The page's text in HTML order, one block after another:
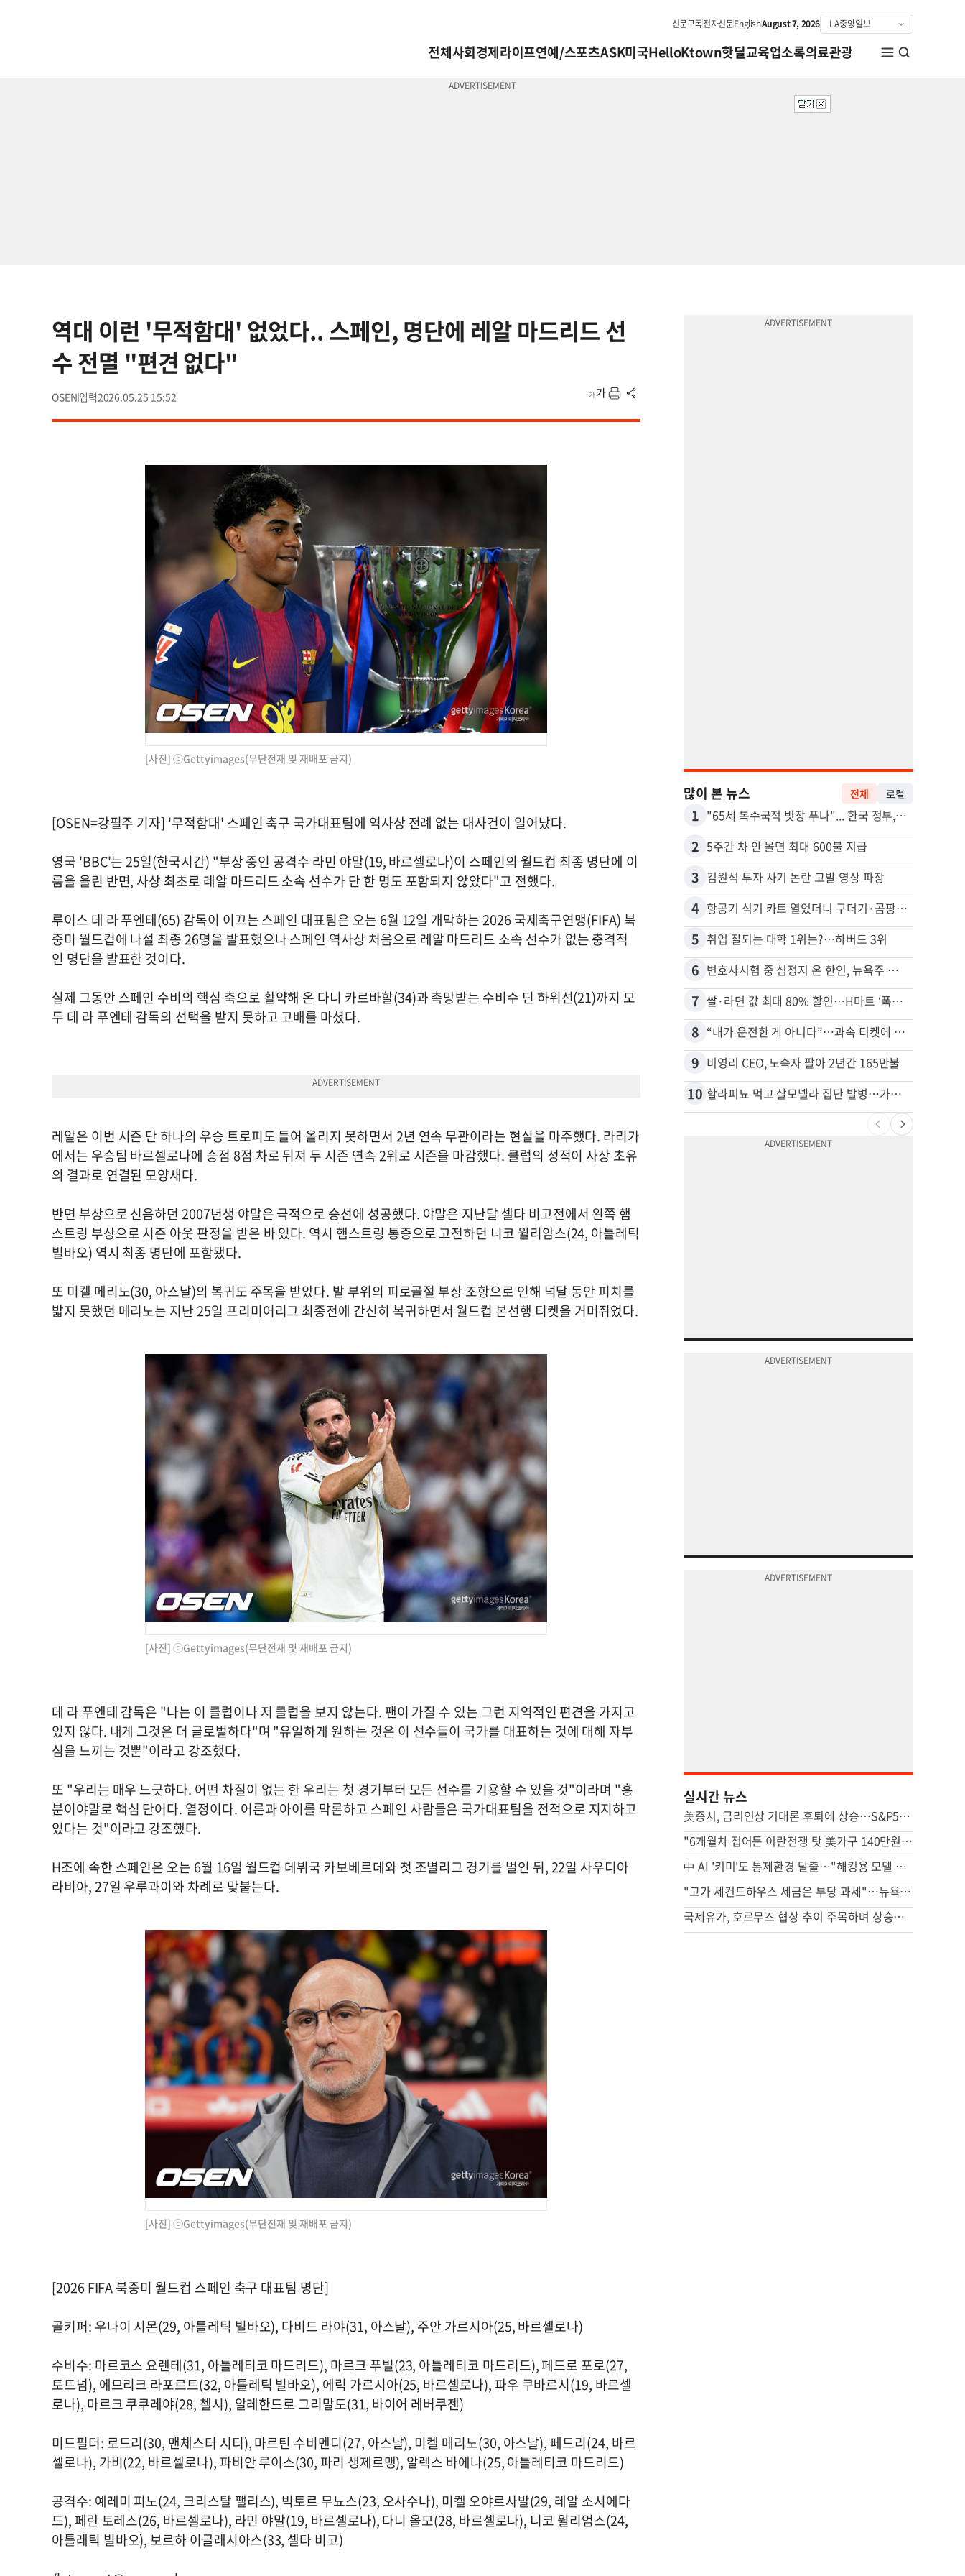
신문구독전자신문EnglishAugust 7, 2026
전체사회경제라이프연예/스포츠ASK미국HelloKtown핫딜교육업소록의료관광
역대 이런 '무적함대' 없었다.. 스페인, 명단에 레알 마드리드 선
수 전멸 "편견 없다"
OSEN 2026.05.25 15:52
[사진] ⓒGettyimages(무단전재 및 재배포 금지)
[OSEN=강필주 기자] '무적함대' 스페인 축구 국가대표팀에 역사상 전례 없는 대사건이 일어났다.
영국 'BBC'는 25일(한국시간) "부상 중인 공격수 라민 야말(19, 바르셀로나)이 스페인의 월드컵 최종 명단에 이
름을 올린 반면, 사상 최초로 레알 마드리드 소속 선수가 단 한 명도 포함되지 않았다"고 전했다.
루이스 데 라 푸엔테(65) 감독이 이끄는 스페인 대표팀은 오는 6월 12일 개막하는 2026 국제축구연맹(FIFA) 북
중미 월드컵에 나설 최종 26명을 발표했으나 스페인 역사상 처음으로 레알 마드리드 소속 선수가 없는 충격적
인 명단을 발표한 것이다.
실제 그동안 스페인 수비의 핵심 축으로 활약해 온 다니 카르바할(34)과 촉망받는 수비수 딘 하위선(21)까지 모
두 데 라 푸엔테 감독의 선택을 받지 못하고 고배를 마셨다.
레알은 이번 시즌 단 하나의 우승 트로피도 들어 올리지 못하면서 2년 연속 무관이라는 현실을 마주했다. 라리가
에서는 우승팀 바르셀로나에 승점 8점 차로 뒤져 두 시즌 연속 2위로 시즌을 마감했다. 클럽의 성적이 사상 초유
의 결과로 연결된 모양새다.
반면 부상으로 신음하던 2007년생 야말은 극적으로 승선에 성공했다. 야말은 지난달 셀타 비고전에서 왼쪽 햄
스트링 부상으로 시즌 아웃 판정을 받은 바 있다. 역시 햄스트링 통증으로 고전하던 니코 윌리암스(24, 아틀레틱
빌바오) 역시 최종 명단에 포함됐다.
또 미켈 메리노(30, 아스날)의 복귀도 주목을 받았다. 발 부위의 피로골절 부상 조항으로 인해 넉달 동안 피치를
밟지 못했던 메리노는 지난 25일 프리미어리그 최종전에 간신히 복귀하면서 월드컵 본선행 티켓을 거머쥐었다.
[사진] ⓒGettyimages(무단전재 및 재배포 금지)
데 라 푸엔테 감독은 "나는 이 클럽이나 저 클럽을 보지 않는다. 팬이 가질 수 있는 그런 지역적인 편견을 가지고
있지 않다. 내게 그것은 더 글로벌하다"며 "유일하게 원하는 것은 이 선수들이 국가를 대표하는 것에 대해 자부
심을 느끼는 것뿐"이라고 강조했다.
또 "우리는 매우 느긋하다. 어떤 차질이 없는 한 우리는 첫 경기부터 모든 선수를 기용할 수 있을 것"이라며 "흥
분이야말로 핵심 단어다. 열정이다. 어른과 아이를 막론하고 스페인 사람들은 국가대표팀을 전적으로 지지하고
있다는 것"이라고 강조했다.
H조에 속한 스페인은 오는 6월 16일 월드컵 데뷔국 카보베르데와 첫 조별리그 경기를 벌인 뒤, 22일 사우디아
라비아, 27일 우루과이와 차례로 맞붙는다.
[사진] ⓒGettyimages(무단전재 및 재배포 금지)
[2026 FIFA 북중미 월드컵 스페인 축구 대표팀 명단]
골키퍼: 우나이 시몬(29, 아틀레틱 빌바오), 다비드 라야(31, 아스날), 주안 가르시아(25, 바르셀로나)
수비수: 마르코스 요렌테(31, 아틀레티코 마드리드), 마르크 푸빌(23, 아틀레티코 마드리드), 페드로 포로(27,
토트넘), 에므리크 라포르트(32, 아틀레틱 빌바오), 에릭 가르시아(25, 바르셀로나), 파우 쿠바르시(19, 바르셀
로나), 마르크 쿠쿠레야(28, 첼시), 알레한드로 그리말도(31, 바이어 레버쿠젠)
미드필더: 로드리(30, 맨체스터 시티), 마르틴 수비멘디(27, 아스날), 미켈 메리노(30, 아스날), 페드리(24, 바르
셀로나), 가비(22, 바르셀로나), 파비안 루이스(30, 파리 생제르맹), 알렉스 바에나(25, 아틀레티코 마드리드)
공격수: 예레미 피노(24, 크리스탈 팰리스), 빅토르 무뇨스(23, 오사수나), 미켈 오야르사발(29, 레알 소시에다
드), 페란 토레스(26, 바르셀로나), 라민 야말(19, 바르셀로나), 다니 올모(28, 바르셀로나), 니코 윌리엄스(24,
아틀레틱 빌바오), 보르하 이글레시아스(33, 셀타 비고)
많이 본 뉴스 전체 로컬
1 "65세 복수국적 빗장 푸나"... 한국 정부, 연령 완화 전면 추진
2 5주간 차 안 몰면 최대 600불 지급
3 김원석 투자 사기 논란 고발 영상 파장
4 항공기 식기 카트 열었더니 구더기·곰팡이…LAX 기내식 업체 논란
5 취업 잘되는 대학 1위는?…하버드 3위
6 변호사시험 중 심정지 온 한인, 뉴욕주 제소
7 쌀·라면 값 최대 80% 할인…H마트 ‘폭탄 세일’
8 “내가 운전한 게 아니다”…과속 티켓에 오토파일럿 탓한 운전자
9 비영리 CEO, 노숙자 팔아 2년간 165만불
10 할라피뇨 먹고 살모넬라 집단 발병…가주 등 27개 주 확산
실시간 뉴스
美증시, 금리인상 기대론 후퇴에 상승…S&P500 사상최고치 마감
"6개월차 접어든 이란전쟁 탓 美가구 140만원 추가 부담"
中 AI '키미'도 통제환경 탈출…"해킹용 모델 될수도" 우려
"고가 세컨드하우스 세금은 부당 과세"…뉴욕시 상대 소송
국제유가, 호르무즈 협상 추이 주목하며 상승…브렌트 1%↑